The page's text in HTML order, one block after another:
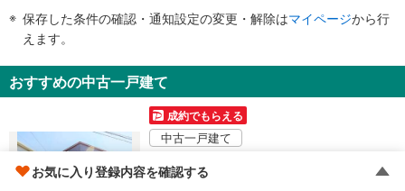
トイレ
《多機能トイレ》
その他
・点字案内（券売機・運賃表・階段手すり）
知
を
け
取
る
保存した条件の確認・通知設定の変更・解除はマイページから行
えます。
おすすめの中古一戸建て
成約でもらえる
中古一戸建て
7,980万円
お気に入り登録内容を確認する